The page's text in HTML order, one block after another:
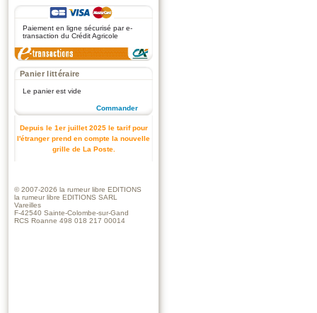
Paiement en ligne sécurisé par e-
transaction du Crédit Agricole
Panier littéraire
Le panier est vide
Commander
Depuis le 1er juillet 2025 le tarif pour
l'étranger prend en compte la nouvelle
grille de La Poste.
© 2007-2026 la rumeur libre EDITIONS
la rumeur libre EDITIONS SARL
Vareilles
F-42540 Sainte-Colombe-sur-Gand
RCS Roanne 498 018 217 00014